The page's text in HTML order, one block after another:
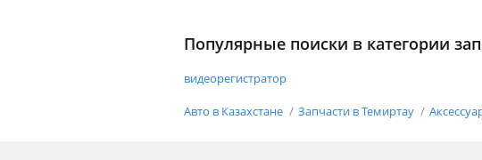
Популярные поиски в категории
видеорегистратор
Авто в Казахстане Запчасти в Темиртау